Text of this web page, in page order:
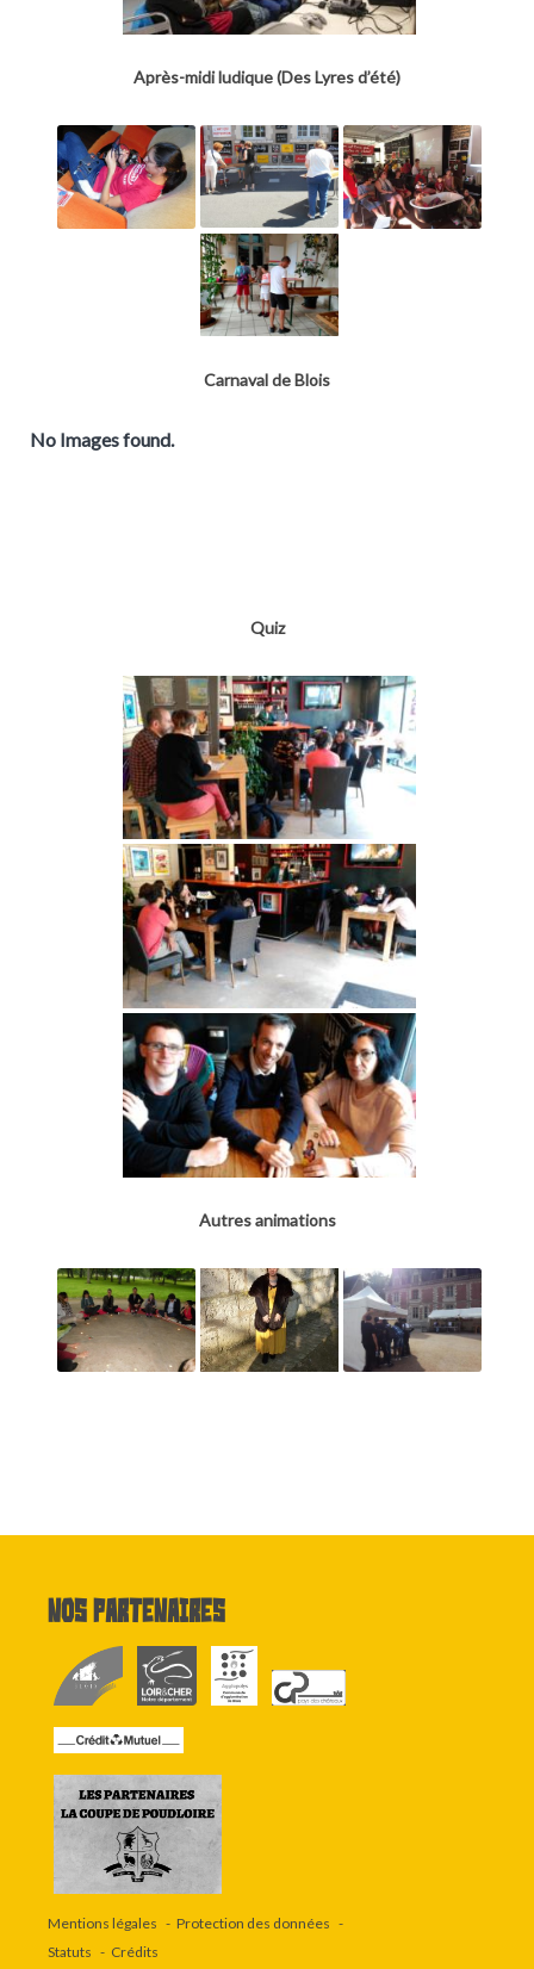
Après-midi ludique (Des Lyres d’été)
Carnaval de Blois
No Images found.
Quiz
Autres animations
Nos partenaires
Mentions légales
Protection des données
Statuts
Crédits